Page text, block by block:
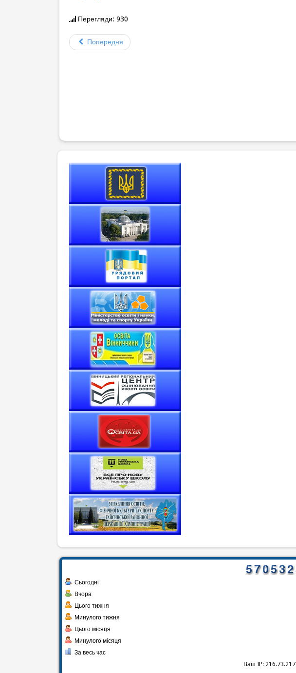
Перегляди: 930
Попередня
Сьогодні
Вчора
Цього тижня
Минулого тижня
Цього місяця
Минулого місяця
За весь час
Ваш IP: